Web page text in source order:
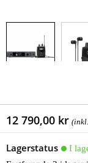
12 790,00 kr
Lagerstatus
I